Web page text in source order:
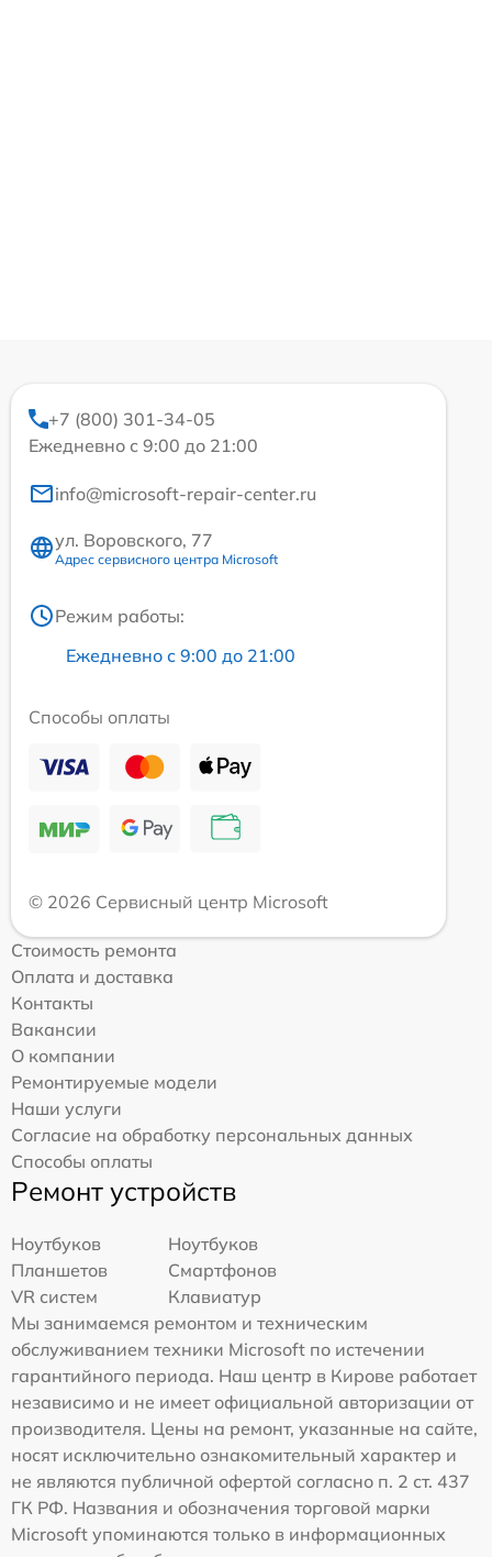
+7 (800) 301-34-05
Ежедневно с 9:00 до 21:00
info@microsoft-repair-center.ru
ул. Воровского, 77
Адрес сервисного центра Microsoft
Режим работы:
Ежедневно с 9:00 до 21:00
Способы оплаты
© 2026 Сервисный центр Microsoft
Стоимость ремонта
Оплата и доставка
Контакты
Вакансии
О компании
Ремонтируемые модели
Наши услуги
Согласие на обработку персональных данных
Способы оплаты
Ремонт устройств
Ноутбуков
Ноутбуков
Планшетов
Смартфонов
VR систем
Клавиатур
Мы занимаемся ремонтом и техническим
обслуживанием техники Microsoft по истечении
гарантийного периода. Наш центр в Кирове работает
независимо и не имеет официальной авторизации от
производителя. Цены на ремонт, указанные на сайте,
носят исключительно ознакомительный характер и
не являются публичной офертой согласно п. 2 ст. 437
ГК РФ. Названия и обозначения торговой марки
Microsoft упоминаются только в информационных